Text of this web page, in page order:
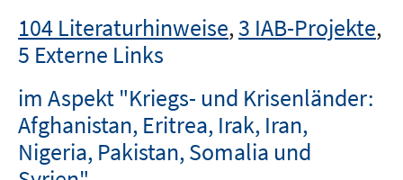
104 Literaturhinweise,3 IAB-Projekte,
5 Externe Links
im Aspekt "Kriegs- und Krisenländer:
Afghanistan, Eritrea, Irak, Iran,
Nigeria, Pakistan, Somalia und